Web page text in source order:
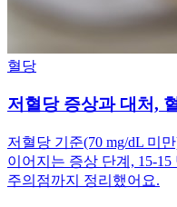
혈당
저혈당 증상과 대처,
저혈당 기준(70 mg/dL 미
이어지는 증상 단계, 15-
주의점까지 정리했어요.